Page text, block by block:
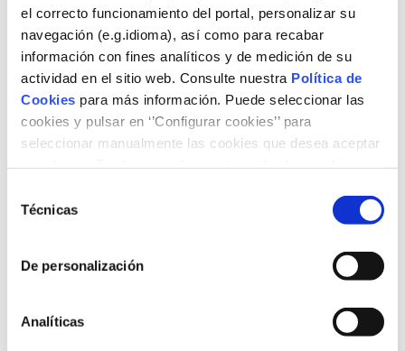
el correcto funcionamiento del portal, personalizar su
navegación (e.g.idioma), así como para recabar
información con fines analíticos y de medición de su
actividad en el sitio web. Consulte nuestra Política de
Cookies para más información. Puede seleccionar las
cookies y pulsar en ‘’Configurar cookies’’ para
seleccionar manualmente las cookies que desea aceptar
Técnicas
De personalización
Analíticas
17:00h Las ciudades europeas y sus experiencias para
enfrentar los desafíos de la calidad del aire:
Madrid: fomento de vehículos de energías alternativas
movilidad urbana
Juan Azcárate Luxán, Subdirector General de Energía y
Climático, Ayuntamiento de Madrid.Descargar ponencia
Departamento de Medio Ambiente, Transporte y
Clima del Senado.
perspectivas sobre la
aire y el impacto de la quema de madera
Monitoreo Ambiental, ARPA Lombardía.
Descargar